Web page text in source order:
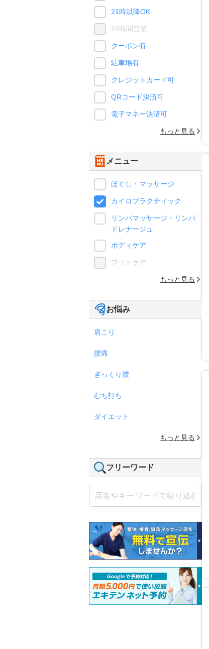
21時以降OK
24時間営業
クーポン有
駐車場有
クレジットカード可
QRコード決済可
電子マネー決済可
もっと見る
メニュー
ほぐし・マッサージ
カイロプラクティック
リンパマッサージ・リンパ
ドレナージュ
ボディケア
フットケア
もっと見る
お悩み
肩こり
腰痛
ぎっくり腰
むち打ち
ダイエット
もっと見る
フリーワード